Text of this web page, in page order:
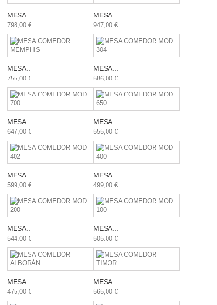
MESA...
798,00 €
MESA...
947,00 €
MESA...
755,00 €
MESA...
586,00 €
MESA...
647,00 €
MESA...
555,00 €
MESA...
599,00 €
MESA...
499,00 €
MESA...
544,00 €
MESA...
505,00 €
MESA...
475,00 €
MESA...
565,00 €